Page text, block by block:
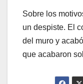
Sobre los
un despiste. El
del muro y
que acabaron